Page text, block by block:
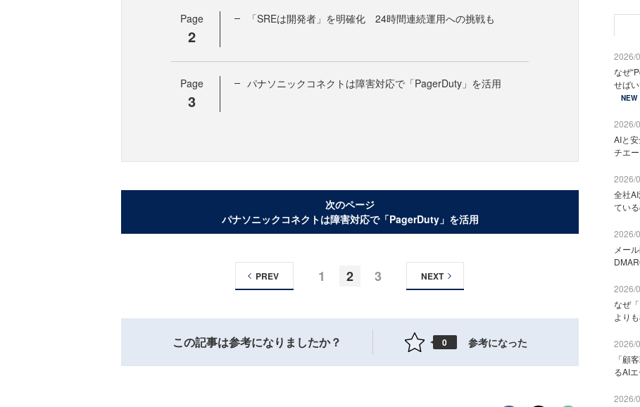
Page
2
「SREは開発者」を明確化 24時間連続運用への挑戦も
Page
3
パナソニックコネクトは障害対応で「PagerDuty」を活用
次のページ
パナソニックコネクトは障害対応で「PagerDuty」を活用
1 2 3
PREV NEXT
この記事は参考になりましたか？ 0 参考になった
2026/
なぜ
せば
NEW
2026/
AIと
チエ
2026/
全社
てい
2026/
メー
2026/
なぜ
より
2026/
「顧
るAI
2026/